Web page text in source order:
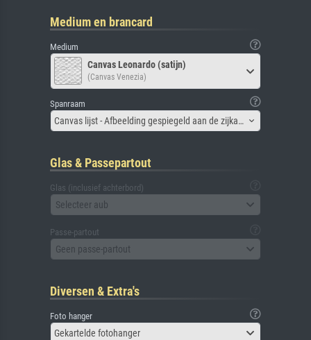
Medium en brancard
Medium
Canvas Leonardo (satijn)
(Canvas Venezia)
Spanraam
Canvas lijst - Afbeelding gespiegeld aan de zijkant
Glas & Passepartout
Glas (inclusief achterbord)
Selecteer aub
Passe-partout
Geen passe-partout
Diversen & Extra's
Foto hanger
Gekartelde fotohanger